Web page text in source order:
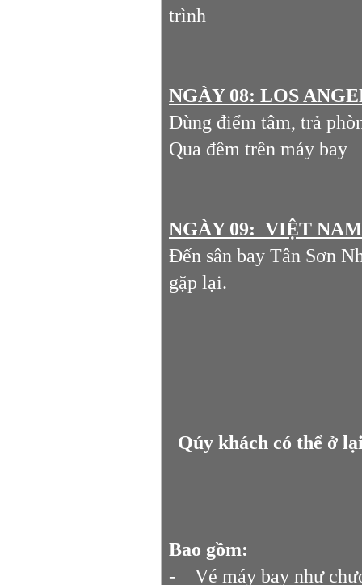
trình
NGÀY 08: LOS
Dùng điểm tâm, trả
Qua đêm trên máy bay
NGÀY 09: VIỆT NAM
Đến sân bay Tân Sơn
gặp lại.
Qúy khách có thể ở
Bao gồm:
- Vé máy bay như